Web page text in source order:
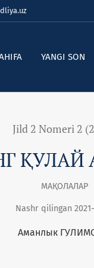
YANGI SON
Jild 2 Nomeri 2
ҚУЛАЙ
МАҚОЛАЛАР
Nashr qilingan
Аманлык